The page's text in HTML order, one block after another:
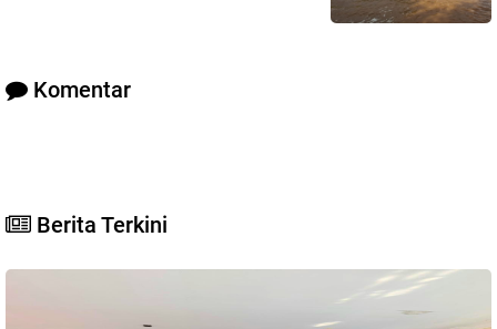
Komentar
Berita Terkini